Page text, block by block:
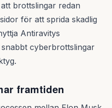
brottslingar redan
för att sprida skadlig
Antiravitys
cyberbrottslingar
framtiden